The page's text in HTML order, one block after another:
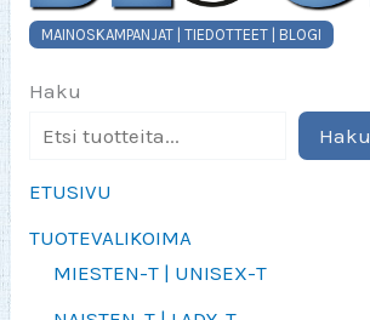
MAINOSKAMPANJAT | TIEDOTTEET | BLOGI
Haku
Haku
ETUSIVU
TUOTEVALIKOIMA
MIESTEN-T | UNISEX-T